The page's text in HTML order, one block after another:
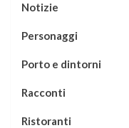
Notizie
Personaggi
Porto e dintorni
Racconti
Ristoranti